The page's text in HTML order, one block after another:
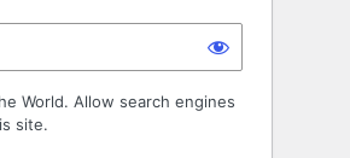
World. Allow search engines
site.